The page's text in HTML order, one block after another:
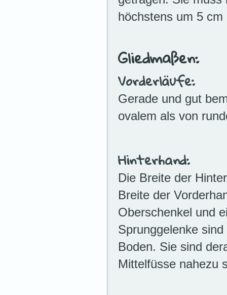
höchstens um 5
Gliedmaßen:
Vorderläufe:
Gerade und gut
ovalem als von
Hinterhand:
Die Breite der
Breite der
Oberschenkel und
Sprunggelenke
Boden. Sie sind
Mittelfüsse nahezu